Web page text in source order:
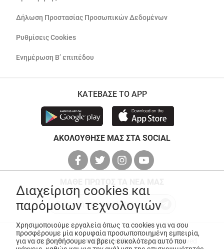
Δήλωση Προστασίας Προσωπικών Δεδομένων
Ρυθμίσεις Cookies
Ενημέρωση Β’ επιπέδου
ΚΑΤΕΒΑΣΕ ΤΟ APP
ΑΚΟΛΟΥΘΗΣΕ ΜΑΣ ΣΤΑ SOCIAL
© Copyright 2026ANEDIK Kritikos. All Rights Reserved
Διαχείριση cookies και
παρόμοιων τεχνολογιών
Χρησιμοποιούμε εργαλεία όπως τα cookies για να σου
προσφέρουμε μία κορυφαία προσωποποιημένη εμπειρία,
για να σε βοηθήσουμε να βρεις ευκολότερα αυτό που